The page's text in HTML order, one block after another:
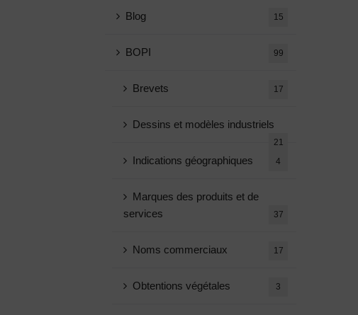
Blog 15
BOPI 99
Brevets 17
Dessins et modèles industriels
21
Indications géographiques 4
Marques des produits et de
services
37
Noms commerciaux 17
Obtentions végétales 3